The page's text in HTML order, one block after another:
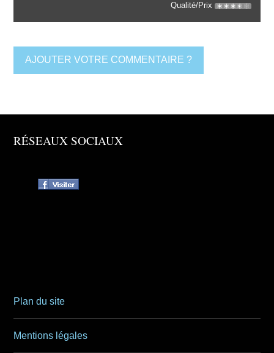
Qualité/Prix
AJOUTER VOTRE COMMENTAIRE ?
RÉSEAUX SOCIAUX
Plan du site
Mentions légales